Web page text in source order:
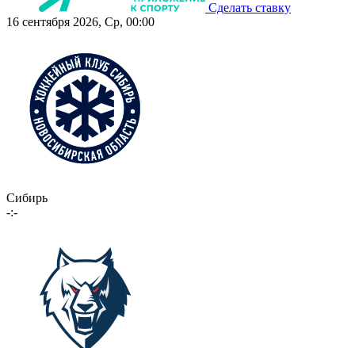
Сделать ставку
16 сентября 2026, Ср, 00:00
Сибирь
-:-